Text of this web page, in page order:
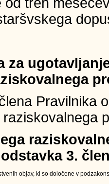
za
Pravilnika
3.
objav, ki so določene v